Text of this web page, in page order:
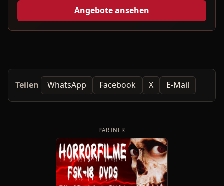
Angebote ansehen
Teilen WhatsApp Facebook X E-Mail
PARTNER